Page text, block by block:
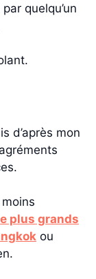
quelqu’un
d’après mon
plus grands
ou